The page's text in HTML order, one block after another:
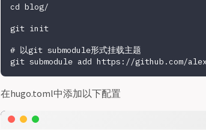
cd blog/
git init
# 以git submodule形式挂载主题
在hugo.toml中添加以下配置